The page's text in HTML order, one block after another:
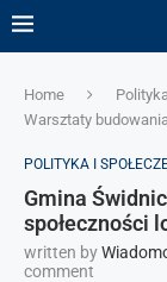
Home
Warsztaty
POLITYKA I
Gmina
społeczności
written by
comment